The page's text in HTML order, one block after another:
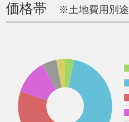
価格帯 ※土地費用別途